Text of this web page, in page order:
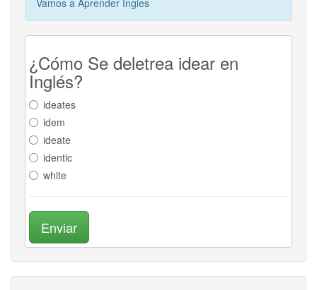
Vamos a Aprender Ingles
¿Cómo Se deletrea idear en
Inglés?
ideates
idem
ideate
identic
white
Enviar